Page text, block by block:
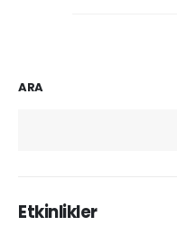
ARA
Etkinlikler